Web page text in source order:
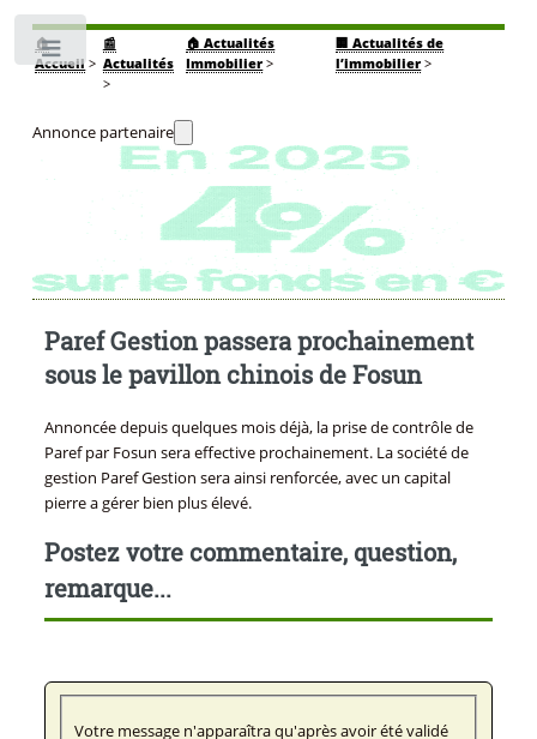
🏠
Accueil>
📰
Actualités
>
🏠 Actualités
Immobilier >
🏢 Actualités de
l’immobilier >
Annonce partenaire
Paref Gestion passera prochainement
sous le pavillon chinois de Fosun
Annoncée depuis quelques mois déjà, la prise de contrôle de
Paref par Fosun sera effective prochainement. La société de
gestion Paref Gestion sera ainsi renforcée, avec un capital
pierre a gérer bien plus élevé.
Postez votre commentaire, question,
remarque...
Votre message n'apparaîtra qu'après avoir été validé
Toggle